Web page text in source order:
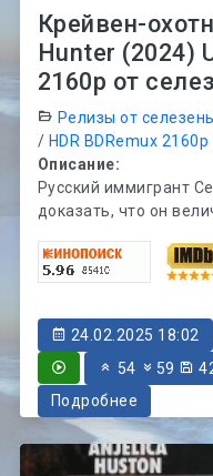
Крейвен-
Hunter (2024)
2160p от
Релизы от селезень
/ HDR BDRemux 2160p
Описание:
Русский иммигрант
доказать, что он
24.02.2025 18:02
54
59
Подробнее